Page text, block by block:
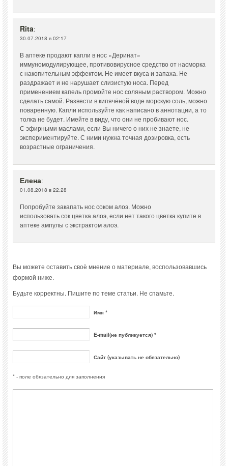
Rita:
30.07.2018 в 02:17
В аптеке продают капли в нос «Деринат»
иммуномодулирующее, противовирусное средство от насморка
с накопительным эффектом. Не имеет вкуса и запаха. Не
раздражает и не нарушает слизистую носа. Перед
применением капель промойте нос соляным раствором. Можно
сделать самой. Развести в кипячёной воде морскую соль, можно
поваренную. Капли используйте как написано в аннотации, а то
толка не будет. Имейте в виду, что они не пробивают нос.
С эфирными маслами, если Вы ничего о них не знаете, не
экспериментируйте. С ними нужна точная дозировка, есть
возрастные ограничения.
Елена:
01.08.2018 в 22:28
Попробуйте закапать нос соком алоэ. Можно
использовать сок цветка алоэ, если нет такого цветка купите в
аптеке ампулы с экстрактом алоэ.
Вы можете оставить своё мнение о материале, воспользовавшись
формой ниже.
Будьте корректны. Пишите по теме статьи. Не спамьте.
Имя *
E-mail(не публикуется) *
Сайт (указывать не обязательно)
* - поле обязательно для заполнения